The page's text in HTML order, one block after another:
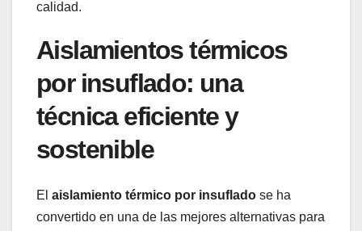
calidad.
Aislamientos térmicos
por insuflado: una
técnica eficiente y
sostenible
El aislamiento térmico por insuflado se ha
convertido en una de las mejores alternativas para